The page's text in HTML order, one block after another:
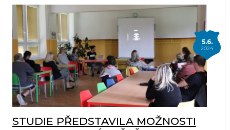
5.6.
2024
STUDIE PŘEDSTAVILA MOŽNOSTI